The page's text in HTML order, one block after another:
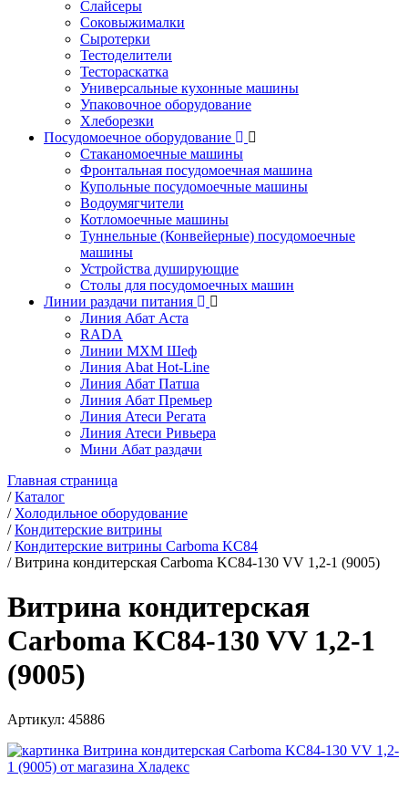
Слайсеры
Соковыжималки
Сыротерки
Тестоделители
Тестораскатка
Универсальные кухонные машины
Упаковочное оборудование
Хлеборезки
Посудомоечное оборудование
Стаканомоечные машины
Фронтальная посудомоечная машина
Купольные посудомоечные машины
Водоумягчители
Котломоечные машины
Туннельные (Конвейерные) посудомоечные
машины
Устройства душирующие
Столы для посудомоечных машин
Линии раздачи питания
Линия Абат Аста
RADA
Линии МХМ Шеф
Линия Abat Hot-Line
Линия Абат Патша
Линия Абат Премьер
Линия Атеси Регата
Линия Атеси Ривьера
Мини Абат раздачи
Главная страница
/Каталог
/ Холодильное оборудование
/Кондитерские витрины
/Кондитерские витрины Carboma KC84
/Витрина кондитерская Carboma KC84-130 VV 1,2-1 (9005)
Витрина кондитерская
Carboma KC84-130 VV 1,2-1
(9005)
Артикул: 45886